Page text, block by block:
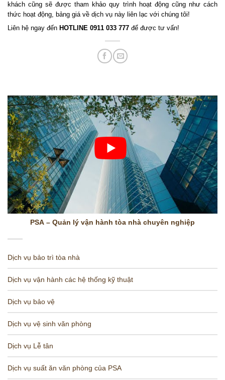
khách cũng sẽ được tham khảo quy trình hoạt động cũng như cách
thức hoạt động, bảng giá về dịch vụ này liên lạc với chúng tôi!
Liên hệ ngay đến HOTLINE 0911 033 777 để được tư vấn!
PSA – Quản lý vận hành tòa nhà chuyên nghiệp
Dịch vụ bảo trì tòa nhà
Dịch vụ vận hành các hệ thống kỹ thuật
Dịch vụ bảo vệ
Dịch vụ vệ sinh văn phòng
Dịch vụ Lễ tân
Dịch vụ suất ăn văn phòng của PSA